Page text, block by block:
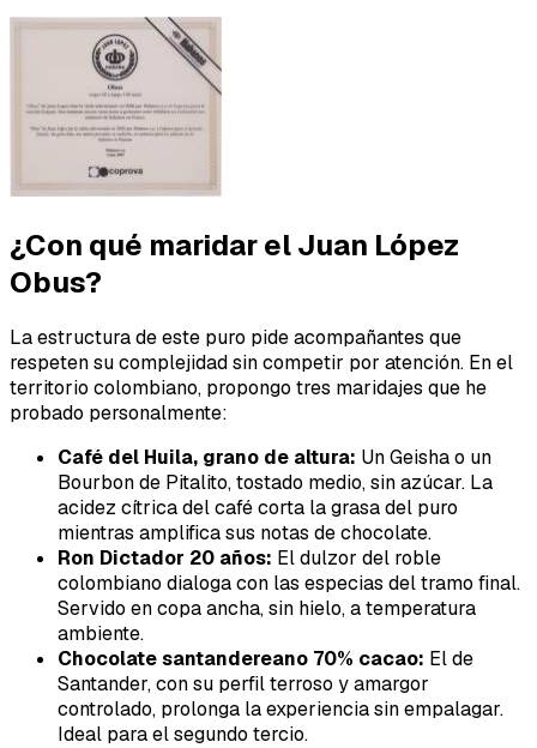
¿Con qué maridar el Juan López
Obus?
La estructura de este puro pide acompañantes que
respeten su complejidad sin competir por atención. En el
territorio colombiano, propongo tres maridajes que he
probado personalmente:
Café del Huila, grano de altura: Un Geisha o un
Bourbon de Pitalito, tostado medio, sin azúcar. La
acidez cítrica del café corta la grasa del puro
mientras amplifica sus notas de chocolate.
Ron Dictador 20 años: El dulzor del roble
colombiano dialoga con las especias del tramo final.
Servido en copa ancha, sin hielo, a temperatura
ambiente.
Chocolate santandereano 70% cacao: El de
Santander, con su perfil terroso y amargor
controlado, prolonga la experiencia sin empalagar.
Ideal para el segundo tercio.